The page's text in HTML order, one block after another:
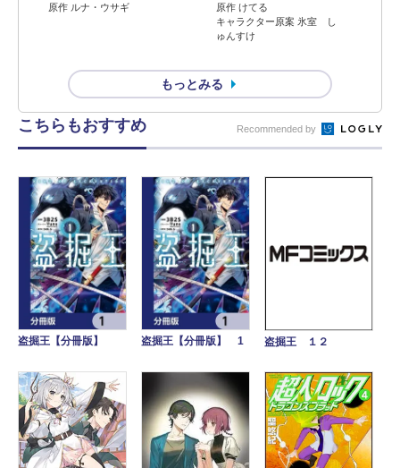
原作 ルナ・ウサギ
原作 けてる
キャラクター原案 氷室 し
ゅんすけ
もっとみる
こちらもおすすめ Recommended by
盗掘王【分冊版】 盗掘王【分冊版】 1 盗掘王 １２